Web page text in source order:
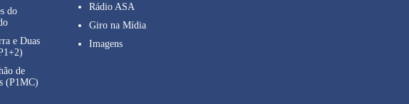
do
e Duas
de
(P1MC)
Rádio ASA
Giro na Mídia
Imagens